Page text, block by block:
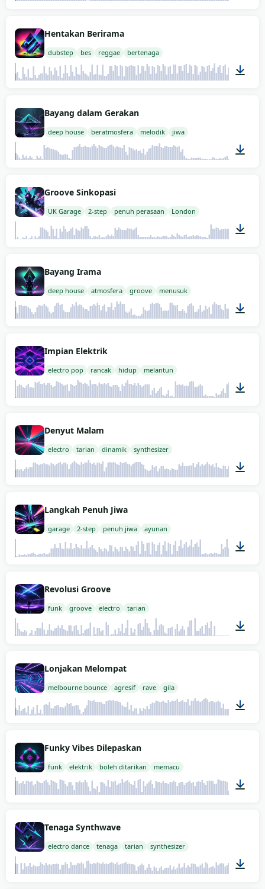
Hentakan Berirama
dubstep bes reggae bertenaga
Bayang dalam Gerakan
deep house beratmosfera melodik jiwa
Groove Sinkopasi
UK Garage 2-step penuh perasaan London
Bayang Irama
deep house atmosfera groove menusuk
Impian Elektrik
electro pop rancak hidup melantun
Denyut Malam
electro tarian dinamik synthesizer
Langkah Penuh Jiwa
garage 2-step penuh jiwa ayunan
Revolusi Groove
funk groove electro tarian
Lonjakan Melompat
melbourne bounce agresif rave gila
Funky Vibes Dilepaskan
funk elektrik boleh ditarikan memacu
Tenaga Synthwave
electro dance tenaga tarian synthesizer